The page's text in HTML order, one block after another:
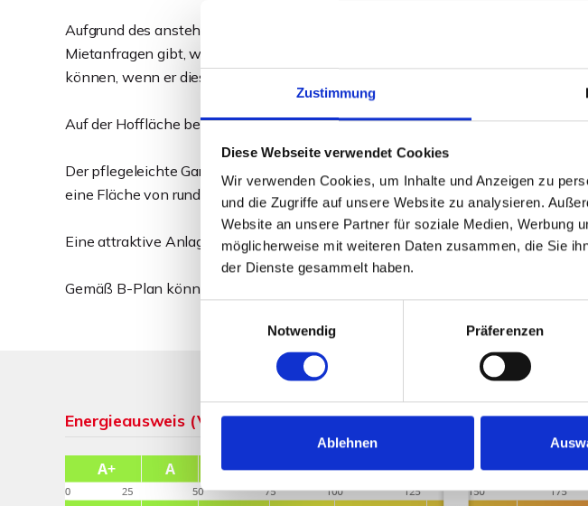
Zustimmung
Diese Webseite verwendet Cookies
Wir verwenden Cookies, um Inhalte und Anzeigen zu
und die Zugriffe auf unsere Website zu analysieren.
Website an unsere Partner für soziale Medien, Werbung
möglicherweise mit weiteren Daten zusammen, die Sie
der Dienste gesammelt haben.
Notwendig
Präferenzen
Ablehnen
Aufgrund des anstehenden Verkaufs warten die Verkäufer noch mit der
Mietanfragen gibt, welche im Zuge des Verkaufs selbstverständlich an den
können, wenn er dies möchte. Die Mieten bieten Steigerungspotential.
Auf der Hoffläche befinden sich 2 PKW-Stellplätze. Ein weiterer Pkw findet in
Der pflegeleichte Gartenbereich lädt alle Bewohner zum geselligen
eine Fläche von rund 837 m².
Eine attraktive Anlagemöglichkeit in vermietungsstarker Lage von Minden!
Gemäß B-Plan könnte der untere Teil des Grundstücks noch bebaut werden.
Energieausweis (Verbrauchsausweis)